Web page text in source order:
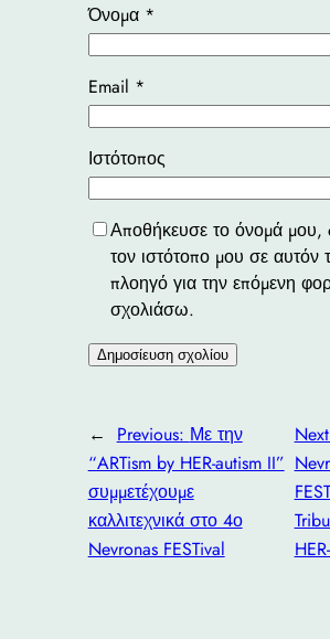
Όνομα *
Email *
Ιστότοπος
Αποθήκευσε το όνομά μου,
τον ιστότοπο μου σε αυτόν
πλοηγό για την επόμενη
σχολιάσω.
← Previous: Με την
“ARTism by HER-autism II”
συμμετέχουμε
καλλιτεχνικά στο 4ο
Nevronas FESTival